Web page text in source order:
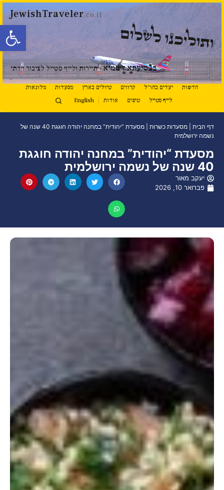
פתח
JewishTraveler.co.il
ותוליכנו לשלום
בנסיעתא דשמיא - תיירות ולייף סטייל לציבור הדתי
חדשות יעדים בחו"ל קרוזים טיולים בארץ מסעדות
מלונאות
לייף סטייל
טיפים אודות English
דף הבית מסעדות כשרות
מסעדת “יהודית” במחנה יהודה חוגגת 40 שנה של
נשמה ירושלמית
מסעדת “יהודית” במחנה יהודה חוגגת
40 שנה של נשמה ירושלמית
יעקב מאור
פברואר 10, 2026